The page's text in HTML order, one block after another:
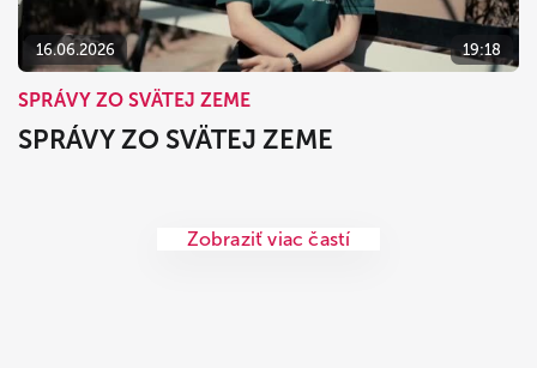
16.06.2026 19:18
SPRÁVY ZO SVÄTEJ ZEME
SPRÁVY ZO SVÄTEJ ZEME
Zobraziť viac častí